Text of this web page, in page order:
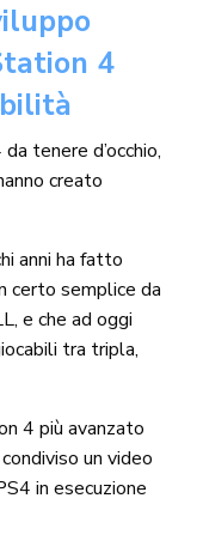
4
tenere d’occhio,
creato
anni ha fatto
certo semplice da
e che ad oggi
tra tripla,
4 più avanzato
un video
in esecuzione